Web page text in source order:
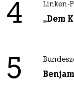
4 Linken-
„Dem
5